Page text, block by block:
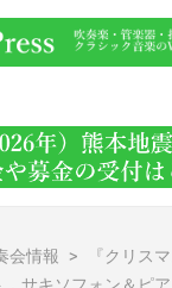
会情報 >
『クリス